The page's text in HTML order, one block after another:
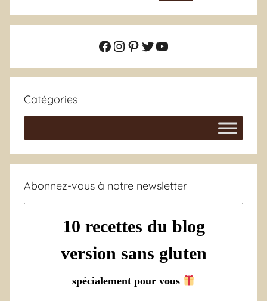
Facebook
Instagram
Pinterest
Twitter
YouTube
Catégories
Abonnez-vous à notre newsletter
10 recettes du blog
version sans gluten
spécialement pour vous